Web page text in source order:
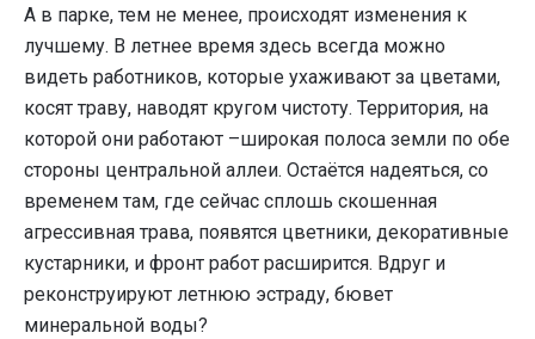
А в парке, тем не менее, происходят изменения к
лучшему. В летнее время здесь всегда можно
видеть работников, которые ухаживают за цветами,
косят траву, наводят кругом чистоту. Территория, на
которой они работают –широкая полоса земли по обе
стороны центральной аллеи. Остаётся надеяться, со
временем там, где сейчас сплошь скошенная
агрессивная трава, появятся цветники, декоративные
кустарники, и фронт работ расширится. Вдруг и
реконструируют летнюю эстраду, бювет
минеральной воды?